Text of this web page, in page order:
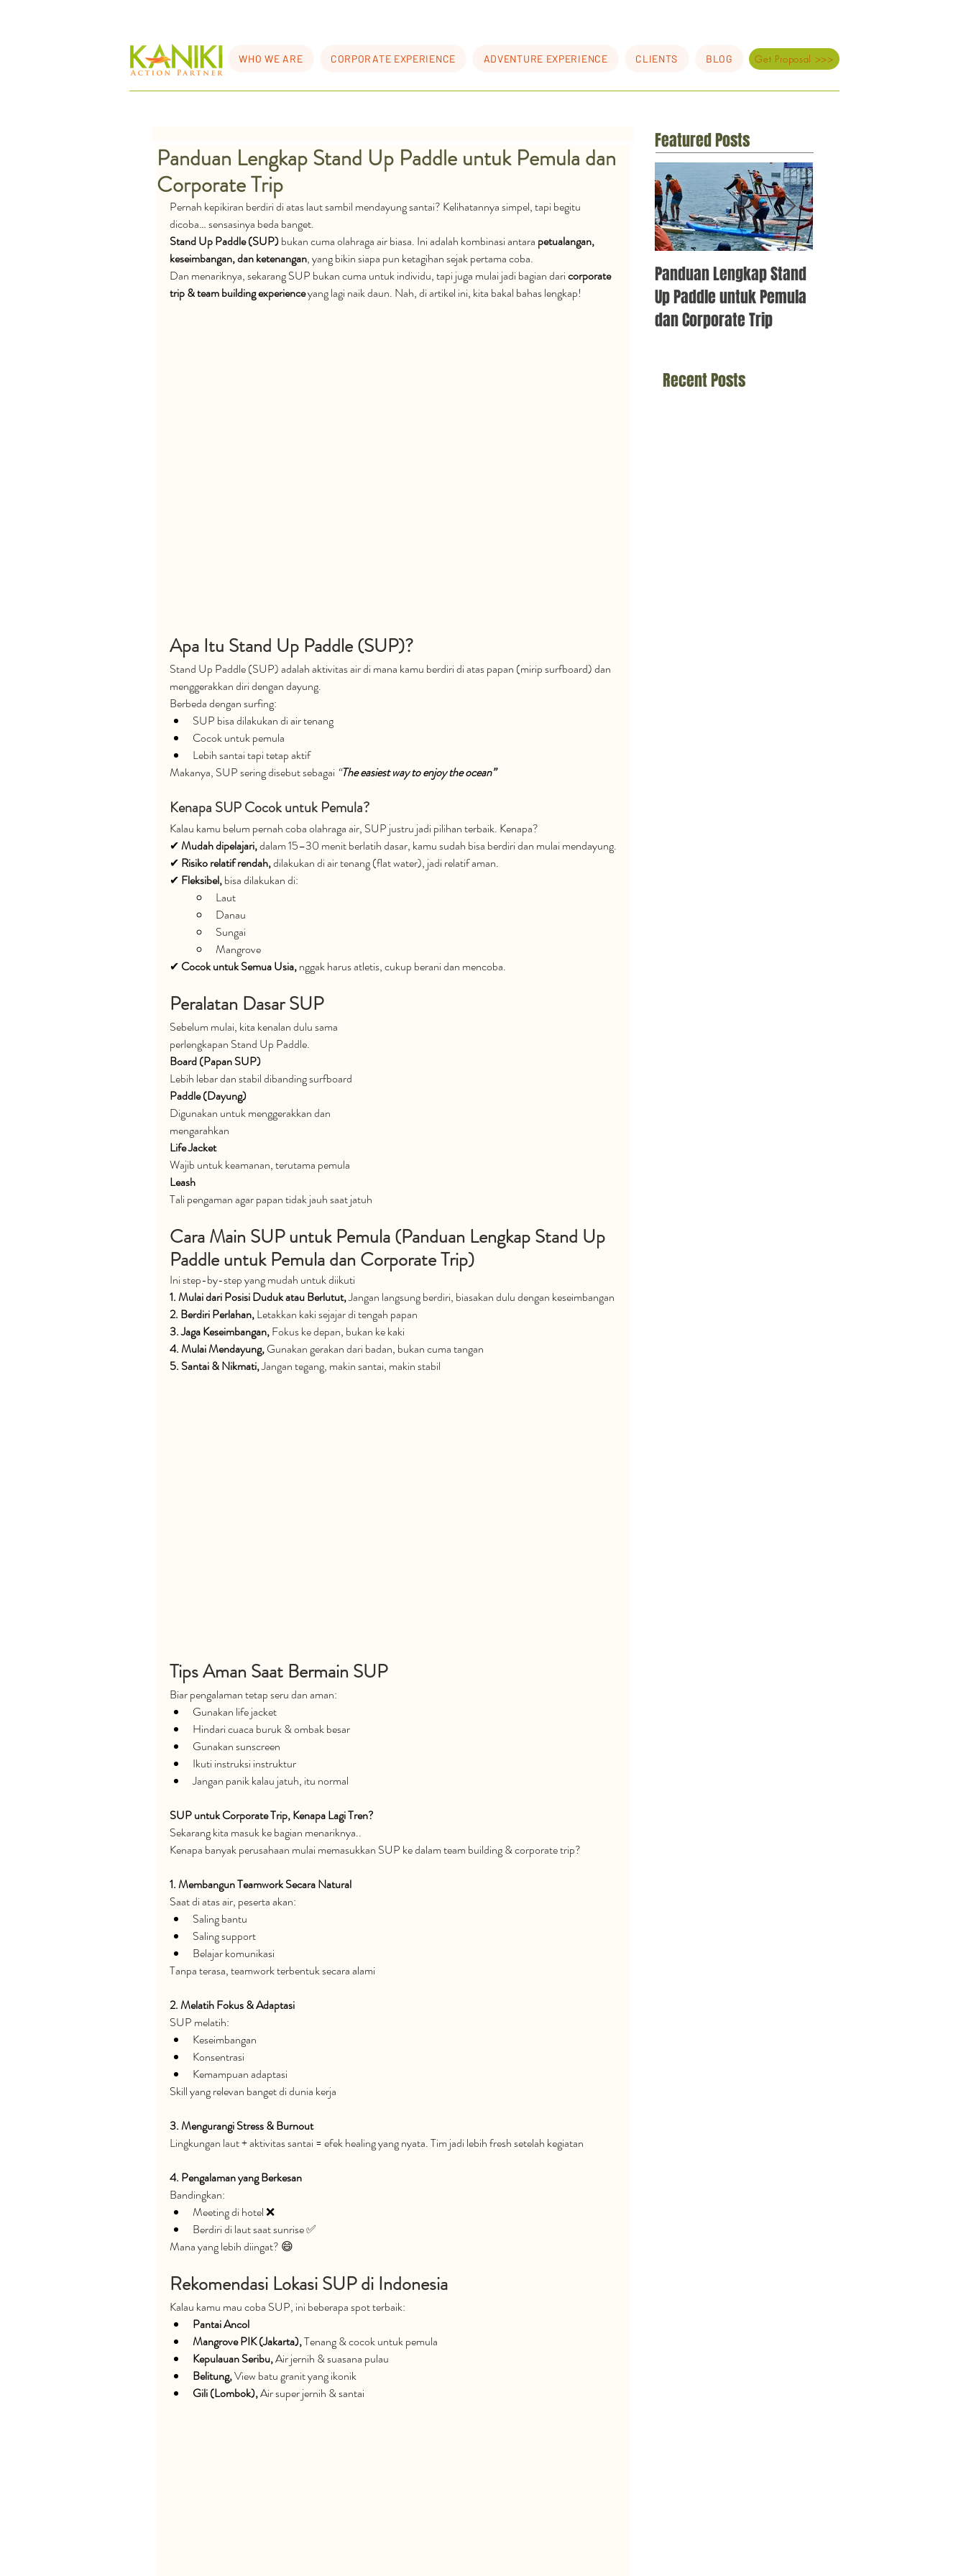
WHO WE ARE CORPORATE EXPERIENCE ADVENTURE EXPERIENCE CLIENTS BLOG Get Proposal >>>
Panduan Lengkap Stand Up Paddle untuk Pemula dan
Corporate Trip
Pernah kepikiran berdiri di atas laut sambil mendayung santai? Kelihatannya simpel, tapi begitu
dicoba… sensasinya beda banget.
Stand Up Paddle (SUP) bukan cuma olahraga air biasa. Ini adalah kombinasi antara petualangan,
keseimbangan, dan ketenangan, yang bikin siapa pun ketagihan sejak pertama coba.
Dan menariknya, sekarang SUP bukan cuma untuk individu, tapi juga mulai jadi bagian dari corporate
trip & team building experience yang lagi naik daun. Nah, di artikel ini, kita bakal bahas lengkap!
Apa Itu Stand Up Paddle (SUP)?
Stand Up Paddle (SUP) adalah aktivitas air di mana kamu berdiri di atas papan (mirip surfboard) dan
menggerakkan diri dengan dayung.
Berbeda dengan surfing:
SUP bisa dilakukan di air tenang
Cocok untuk pemula
Lebih santai tapi tetap aktif
Makanya, SUP sering disebut sebagai “The easiest way to enjoy the ocean”
Kenapa SUP Cocok untuk Pemula?
Kalau kamu belum pernah coba olahraga air, SUP justru jadi pilihan terbaik. Kenapa?
✔ Mudah dipelajari, dalam 15–30 menit berlatih dasar, kamu sudah bisa berdiri dan mulai mendayung.
✔ Risiko relatif rendah, dilakukan di air tenang (flat water), jadi relatif aman.
✔ Fleksibel, bisa dilakukan di:
Laut
Danau
Sungai
Mangrove
✔ Cocok untuk Semua Usia, nggak harus atletis, cukup berani dan mencoba.
Peralatan Dasar SUP
Sebelum mulai, kita kenalan dulu sama
perlengkapan Stand Up Paddle.
Board (Papan SUP)
Lebih lebar dan stabil dibanding surfboard
Paddle (Dayung)
Digunakan untuk menggerakkan dan
mengarahkan
Life Jacket
Wajib untuk keamanan, terutama pemula
Leash
Tali pengaman agar papan tidak jauh saat jatuh
Cara Main SUP untuk Pemula (Panduan Lengkap Stand Up
Paddle untuk Pemula dan Corporate Trip)
Ini step-by-step yang mudah untuk diikuti
1. Mulai dari Posisi Duduk atau Berlutut, Jangan langsung berdiri, biasakan dulu dengan keseimbangan
2. Berdiri Perlahan, Letakkan kaki sejajar di tengah papan
3. Jaga Keseimbangan, Fokus ke depan, bukan ke kaki
4. Mulai Mendayung, Gunakan gerakan dari badan, bukan cuma tangan
5. Santai & Nikmati, Jangan tegang, makin santai, makin stabil
Tips Aman Saat Bermain SUP
Biar pengalaman tetap seru dan aman:
Gunakan life jacket
Hindari cuaca buruk & ombak besar
Gunakan sunscreen
Ikuti instruksi instruktur
Jangan panik kalau jatuh, itu normal
SUP untuk Corporate Trip, Kenapa Lagi Tren?
Sekarang kita masuk ke bagian menariknya..
Kenapa banyak perusahaan mulai memasukkan SUP ke dalam team building & corporate trip?
1. Membangun Teamwork Secara Natural
Saat di atas air, peserta akan:
Saling bantu
Saling support
Belajar komunikasi
Tanpa terasa, teamwork terbentuk secara alami
2. Melatih Fokus & Adaptasi
SUP melatih:
Keseimbangan
Konsentrasi
Kemampuan adaptasi
Skill yang relevan banget di dunia kerja
3. Mengurangi Stress & Burnout
Lingkungan laut + aktivitas santai = efek healing yang nyata. Tim jadi lebih fresh setelah kegiatan
4. Pengalaman yang Berkesan
Bandingkan:
Meeting di hotel ❌
Berdiri di laut saat sunrise ✅
Mana yang lebih diingat? 😄
Rekomendasi Lokasi SUP di Indonesia
Kalau kamu mau coba SUP, ini beberapa spot terbaik:
Pantai Ancol
Mangrove PIK (Jakarta), Tenang & cocok untuk pemula
Kepulauan Seribu, Air jernih & suasana pulau
Belitung, View batu granit yang ikonik
Gili (Lombok), Air super jernih & santai
Featured Posts
Panduan Lengkap Stand
Up Paddle untuk Pemula
dan Corporate Trip
Recent Posts